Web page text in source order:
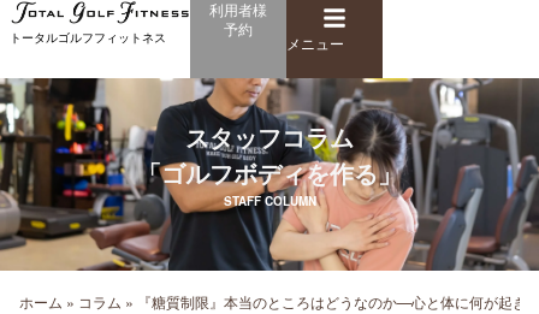
容
ス
キ
ッ
プ
トータルゴルフフィットネス
メ
ニ
ュ
ー
メニュー
利用者様
予約
スタッフコラム
「ゴルフボディを作る」
STAFF COLUMN
ホーム » コラム » 『糖質制限』本当のところはどうなのか—心と体に何が起き